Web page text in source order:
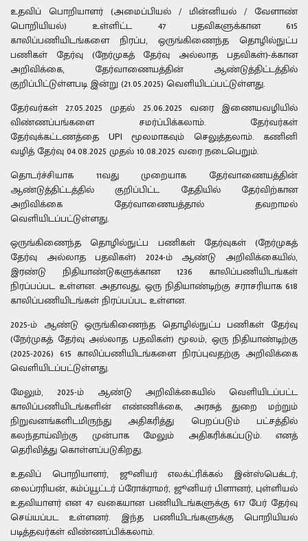
உதவிப் பொறியாளர் (அமைப்பியல் / மின்னியல் / வேளாண்
பொறியியல்) உள்ளிட்ட 47 பதவிகளுக்கான 615
காலிப்பணியிடங்களை நிரப்ப, ஒருங்கிணைந்த தொழில்நுட்ப
பணிகள் தேர்வு (நேர்முகத் தேர்வு அல்லாத பதவிகள்)-க்கான
அறிவிக்கை, தேர்வாணையத்தின் ஆண்டுத்திட்டத்தில்
குறிப்பிட்டுள்ளபடி இன்று (21.05.2025) வெளியிடப்பட்டுள்ளது.
தேர்வர்கள் 27.05.2025 முதல் 25.06.2025 வரை இணையவழியில்
விண்ணப்பங்களை சமர்ப்பிக்கலாம். தேர்வர்கள்
தேர்வுக்கட்டணத்தை UPI மூலமாகவும் செலுத்தலாம். கணினி
வழித் தேர்வு 04.08.2025 முதல் 10.08.2025 வரை நடைபெறும்.
தொடர்ச்சியாக 11வது முறையாக தேர்வாணையத்தின்
ஆண்டுத்திட்டத்தில் குறிப்பிட்ட தேதியில் தேர்விற்கான
அறிவிக்கை தேர்வாணையத்தால் தவறாமல்
வெளியிடப்பட்டுள்ளது.
ஒருங்கிணைந்த தொழில்நுட்ப பணிகள் தேர்வுகள் (நேர்முகத்
தேர்வு அல்லாத பதவிகள்) 2024-ம் ஆண்டு அறிவிக்கையில்,
இரண்டு நிதியாண்டுகளுக்கான 1236 காலிப்பணியிடங்கள்
நிரப்பப்பட உள்ளன. அதாவது, ஒரு நிதியாண்டிற்கு சராசரியாக 618
காலிப்பணியிடங்கள் நிரப்பப்பட உள்ளன.
2025-ம் ஆண்டு ஒருங்கிணைந்த தொழில்நுட்ப பணிகள் தேர்வு
(நேர்முகத் தேர்வு அல்லாத பதவிகள்) மூலம், ஒரு நிதியாண்டிற்கு
(2025-2026) 615 காலிப்பணியிடங்களை நிரப்புவதற்கு அறிவிக்கை
வெளியிடப்பட்டுள்ளது.
மேலும், 2025-ம் ஆண்டு அறிவிக்கையில் வெளியிடப்பட்ட
காலிப்பணியிடங்களின் எண்ணிக்கை, அரசுத் துறை மற்றும்
நிறுவனங்களிடமிருந்து அதிகரித்து பெறப்படும் பட்சத்தில்
கலந்தாய்விற்கு முன்பாக மேலும் அதிகரிக்கப்படும். எனத்
தெரிவித்து கொள்ளப்படுகிறது.
உதவிப் பொறியாளர், ஜூனியர் எலக்ட்ரிக்கல் இன்ஸ்பெக்டர்,
லைப்ரரியன், கம்ப்யூட்டர் ப்ரோக்ராமர், ஜூனியர் பிளானர், புள்ளியல்
உதவியாளர் என 47 வகையான பணியிடங்களுக்கு 617 பேர் தேர்வு
செய்யப்பட உள்ளனர். இந்த பணியிடங்களுக்கு பொறியியல்
படித்தவர்கள் விண்ணப்பிக்கலாம்.